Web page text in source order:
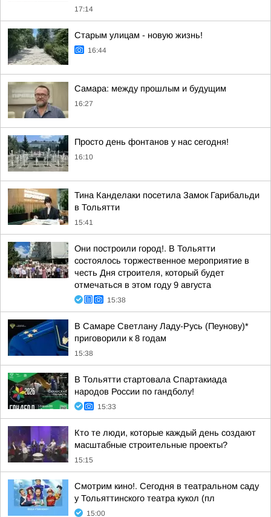
17:14
Старым улицам - новую жизнь!
16:44
Самара: между прошлым и будущим
16:27
Просто день фонтанов у нас сегодня!
16:10
Тина Канделаки посетила Замок Гарибальди
в Тольятти
15:41
Они построили город!. В Тольятти
состоялось торжественное мероприятие в
честь Дня строителя, который будет
отмечаться в этом году 9 августа
15:38
В Самаре Светлану Ладу-Русь (Пеунову)*
приговорили к 8 годам
15:38
В Тольятти стартовала Спартакиада
народов России по гандболу!
15:33
Кто те люди, которые каждый день создают
масштабные строительные проекты?
15:15
Смотрим кино!. Сегодня в театральном саду
у Тольяттинского театра кукол (пл
15:00